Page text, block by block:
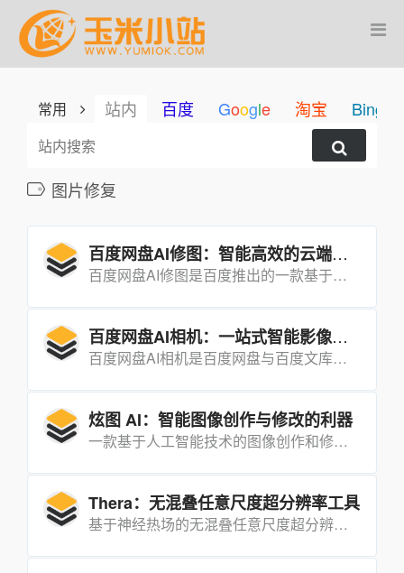
常用 站内 百度 Google 淘宝 Bing
图片修复
百度网盘AI修图：智能高效的云端修图利器
百度网盘AI修图是百度推出的一款基于人工智能技术的图像编辑工具，能够自动修复照片瑕疵、优化图片色调、去除背景噪声等，操作简单便捷，适合各种水平的用户。
百度网盘AI相机：一站式智能影像解决方案
百度网盘AI相机是百度网盘与百度文库联合推出的一款集拍摄、存储、管理、处理于一体的智能影像工具，旨在为用户提供一站式的全模态影像服务。
炫图 AI：智能图像创作与修改的利器
一款基于人工智能技术的图像创作和修改工具，能够帮助用户轻松实现各种图像编辑需求，无论是消除路人杂物、替换发色服饰，还是进行风格化创作，都能一键完成。
Thera：无混叠任意尺度超分辨率工具
基于神经热场的无混叠任意尺度超分辨率方法，能够实现高质量的图像放大，同时避免常见的混叠问题。